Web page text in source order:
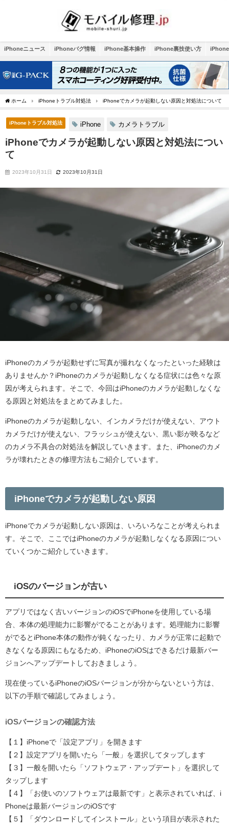
iPhoneニュース iPhoneバグ情報 iPhone基本操作 iPhone裏技使い方
ホーム iPhoneトラブル対処法 iPhoneでカメラが起動しない原因と対処法について
iPhoneトラブル対処法 iPhone カメラトラブル
iPhoneでカメラが起動しない原因と対処法につい
て
2023年10月31日 2023年10月31日
iPhoneのカメラが起動せずに写真が撮れなくなったといった経験は
ありませんか？iPhoneのカメラが起動しなくなる症状には色々な原
因が考えられます。そこで、今回はiPhoneのカメラが起動しなくな
る原因と対処法をまとめてみました。
iPhoneのカメラが起動しない、インカメラだけが使えない、アウト
カメラだけが使えない、フラッシュが使えない、黒い影が映るなど
のカメラ不具合の対処法を解説していきます。また、iPhoneのカメ
ラが壊れたときの修理方法もご紹介しています。
iPhoneでカメラが起動しない原因
iPhoneでカメラが起動しない原因は、いろいろなことが考えられま
す。そこで、ここではiPhoneのカメラが起動しなくなる原因につい
ていくつかご紹介していきます。
iOSのバージョンが古い
アプリではなく古いバージョンのiOSでiPhoneを使用している場
合、本体の処理能力に影響がでることがあります。処理能力に影響
がでるとiPhone本体の動作が鈍くなったり、カメラが正常に起動で
きなくなる原因にもなるため、iPhoneのiOSはできるだけ最新バー
ジョンへアップデートしておきましょう。
現在使っているiPhoneのiOSバージョンが分からないという方は、
以下の手順で確認してみましょう。
iOSバージョンの確認方法
【１】iPhoneで「設定アプリ」を開きます
【２】設定アプリを開いたら「一般」を選択してタップします
【３】一般を開いたら「ソフトウェア・アップデート」を選択して
タップします
【４】「お使いのソフトウェアは最新です」と表示されていれば、i
Phoneは最新バージョンのiOSです
【５】「ダウンロードしてインストール」という項目が表示された